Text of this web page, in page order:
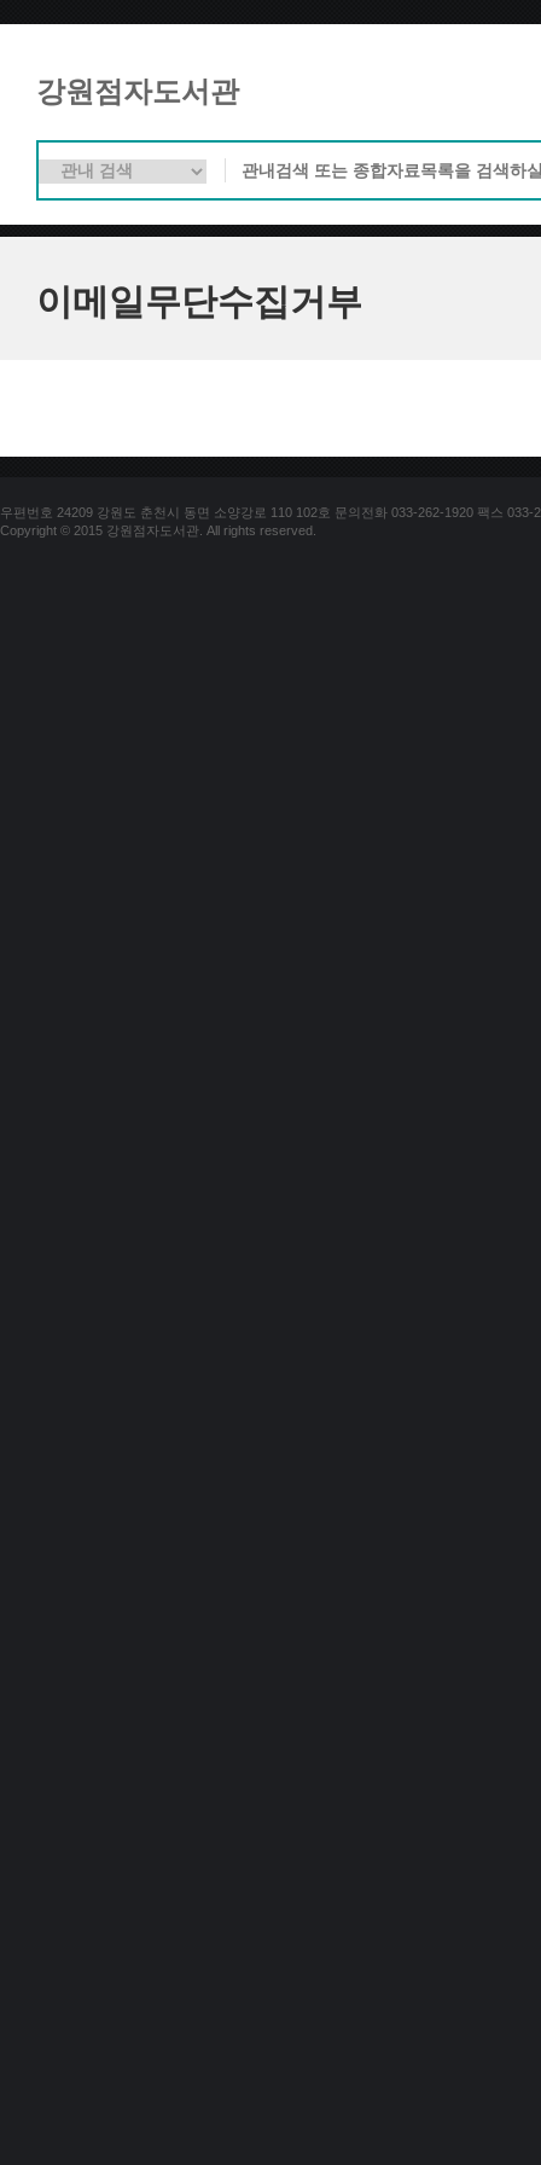
강원점자도서관
이메일무단수집거부
우편번호 24209 강원도 춘천시 동면 소양강로 110 102호 문의전화 033-262-1920 팩스 033-
Copyright © 2015 강원점자도서관. All rights reserved.